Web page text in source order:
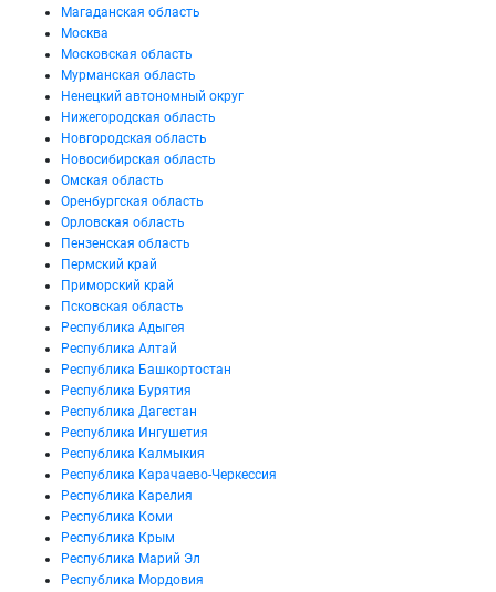
Магаданская область
Москва
Московская область
Мурманская область
Ненецкий автономный округ
Нижегородская область
Новгородская область
Новосибирская область
Омская область
Оренбургская область
Орловская область
Пензенская область
Пермский край
Приморский край
Псковская область
Республика Адыгея
Республика Алтай
Республика Башкортостан
Республика Бурятия
Республика Дагестан
Республика Ингушетия
Республика Калмыкия
Республика Карачаево-Черкессия
Республика Карелия
Республика Коми
Республика Крым
Республика Марий Эл
Республика Мордовия